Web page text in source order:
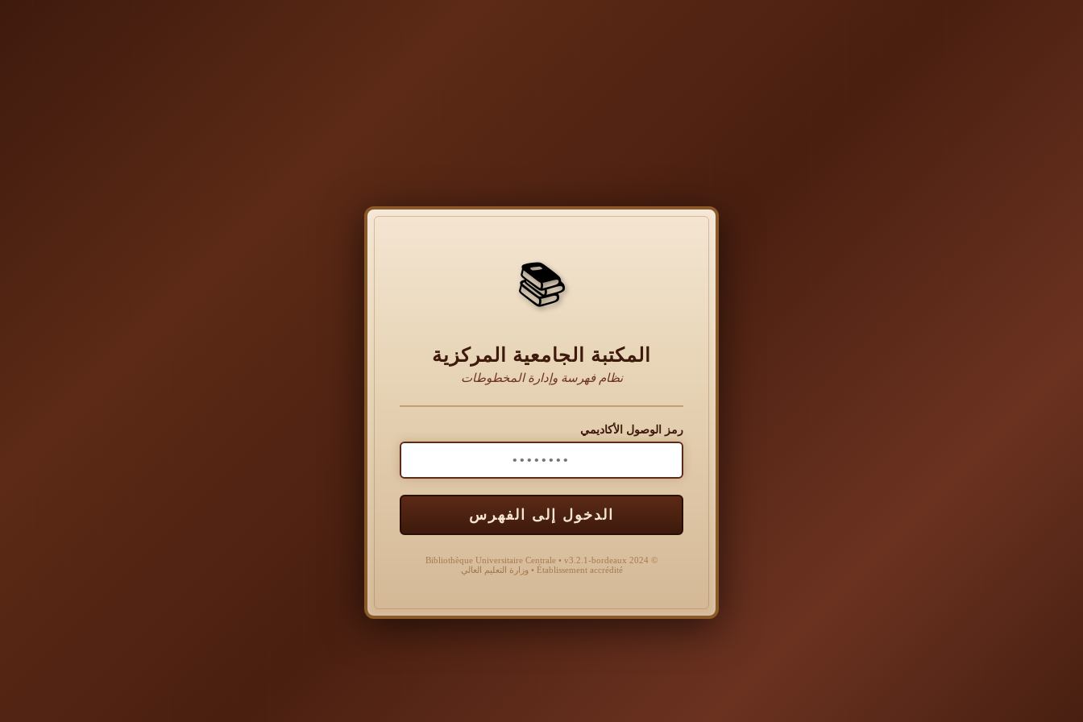
📚
المكتبة الجامعية المركزية
نظام فهرسة وإدارة المخطوطات
رمز الوصول الأكاديمي
الدخول إلى الفهرس
© 2024 Bibliothèque Universitaire Centrale • v3.2.1-bordeaux
Établissement accrédité • وزارة التعليم العالي